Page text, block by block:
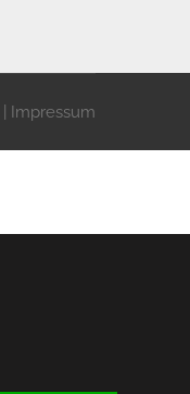
Impressum